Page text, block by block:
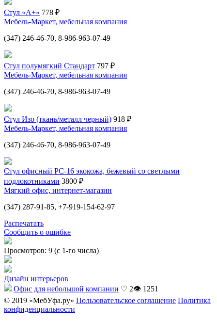
Стул «А+» 778 ₽
Мебель-Маркет, мебельная компания
(347) 246-46-70, 8-986-963-07-49
Стул полумягкий Стандарт 797 ₽
Мебель-Маркет, мебельная компания
(347) 246-46-70, 8-986-963-07-49
Стул Изо (ткань/металл черный) 918 ₽
Мебель-Маркет, мебельная компания
(347) 246-46-70, 8-986-963-07-49
Стул офисный PC-16 экокожа, бежевый со светлыми
подлокотниками 3800 ₽
Мягкий офис, интернет-магазин
(347) 287-91-85, +7-919-154-62-97
Распечатать
Сообщить о ошибке
Просмотров: 9 (с 1-го числа)
Дизайн интерьеров
Офис для небольшой компании ♡ 2👁 1251
© 2019 «МебУфа.ру» Пользовательское соглашение Политика
конфиденциальности